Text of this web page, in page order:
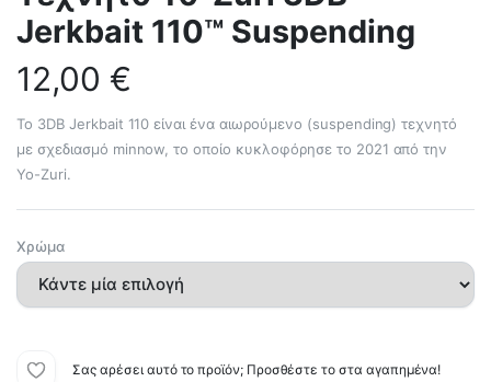
Jerkbait 110™ Suspending
12,00 €
Το 3DB Jerkbait 110 είναι ένα αιωρούμενο (suspending) τεχνητό
με σχεδιασμό minnow, το οποίο κυκλοφόρησε το 2021 από την
Yo-Zuri.
Χρώμα
Σας αρέσει αυτό το προϊόν; Προσθέστε το στα αγαπημένα!